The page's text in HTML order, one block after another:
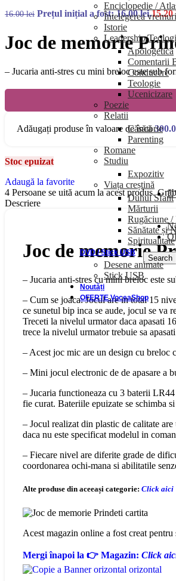
Search
Enciclopedie /
Întelegerea
Istorie
Leadership/
Apologetică
Comentarii
Conducere
Teologie
Ucenicizare
Poezie
Relatii
Căsătorie
Parenting
Romane
Studiu
Expozitiv
Viața creștină
Duhul Sfant
Mărturii
Rugăciune /
Sănătate și
Spiritualitate
DVD / Stick USB
Desene animate
Stick USB
Noutăți
OFERTE VoceaShop
16.00lei Prețul inițial a fost: 16.00 lei.15.20
Joc de memorie
– Jucaria anti-stres cu mini breloc este sub
Adăugați produse în valoare de încă
Stoc epuizat
Adaugă la favorite
4 Persoane se uită acum la acest produs.
Descriere
Joc de memorie
– Jucaria anti-stres cu mini breloc este
– Cum se joaca: Jocul are in total 15
ce sunetul bip inca se aude, jocul se va
Treceti la nivelul urmator daca apasati
trece la nivelul urmator trebuie sa
– Acest joc mic are un design cu breloc
– Mini jocul electronic de de apasare a
– Jucaria functioneaza cu 3 baterii
fie curat. Bateriile epuizate se schimba
– Jocul realizat din plastic de calitate
daca nu este specificat modelul in
– Fiecare nivel are diferite grade de
coordonarea ochi-mana si abilitatile
Alte produse din aceeași categorie: Click aici
Acest magazin online a fost creat pentru
Mergi înapoi la 👉 Magazin: Click